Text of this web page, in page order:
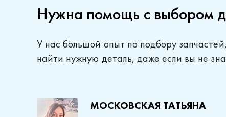
Нужна помощь с выбором
У нас большой опыт по подбору
найти нужную деталь, даже если вы не
МОСКОВСКАЯ ТАТЬЯНА